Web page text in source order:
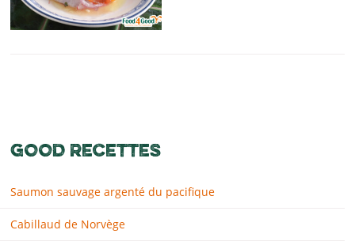
GOOD RECETTES
Saumon sauvage argenté du pacifique
Cabillaud de Norvège